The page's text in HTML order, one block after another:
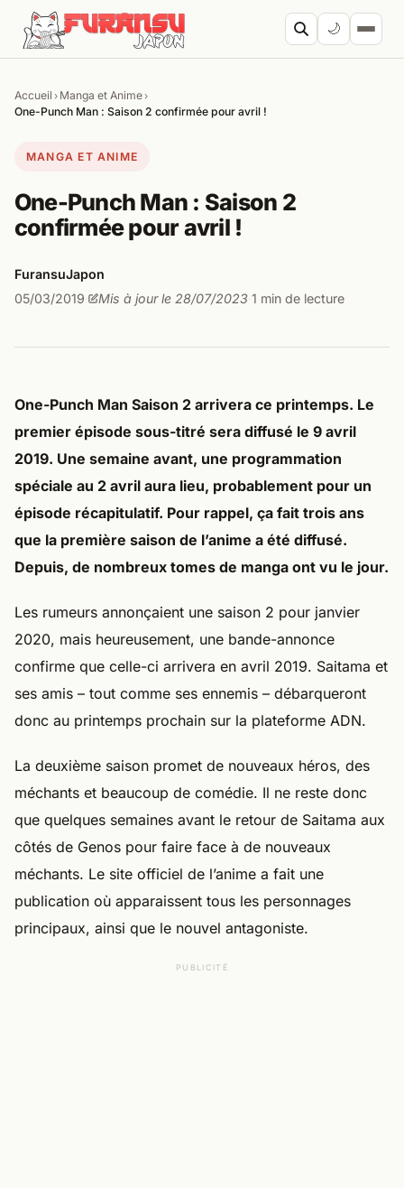
Aller au contenu
🌙
Accueil › Manga et Anime›
One-Punch Man : Saison 2 confirmée pour avril !
MANGA ET ANIME
One-Punch Man : Saison 2
confirmée pour avril !
FuransuJapon
05/03/2019· Mis à jour le 28/07/2023·1 min de lecture
One-Punch Man Saison 2 arrivera ce printemps. Le
premier épisode sous-titré sera diffusé le 9 avril
2019. Une semaine avant, une programmation
spéciale au 2 avril aura lieu, probablement pour un
épisode récapitulatif. Pour rappel, ça fait trois ans
que la première saison de l’anime a été diffusé.
Depuis, de nombreux tomes de manga ont vu le jour.
Les rumeurs annonçaient une saison 2 pour janvier
2020, mais heureusement, une bande-annonce
confirme que celle-ci arrivera en avril 2019. Saitama et
ses amis – tout comme ses ennemis – débarqueront
donc au printemps prochain sur la plateforme ADN.
La deuxième saison promet de nouveaux héros, des
méchants et beaucoup de comédie. Il ne reste donc
que quelques semaines avant le retour de Saitama aux
côtés de Genos pour faire face à de nouveaux
méchants. Le site officiel de l’anime a fait une
publication où apparaissent tous les personnages
principaux, ainsi que le nouvel antagoniste.
PUBLICITÉ